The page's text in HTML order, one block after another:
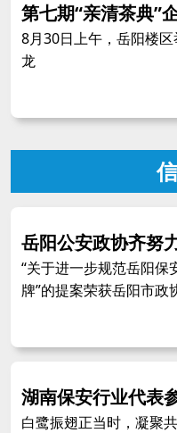
第七期“亲清茶典”
8月30日上午，岳阳楼
龙
岳阳公安政协齐努
“关于进一步规范岳阳保
牌”的提案荣获岳阳市政
湖南保安行业代表
白鹭振翅正当时，凝聚